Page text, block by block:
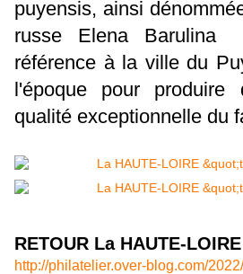
puyensis, ainsi
russe Elena
référence à la ville du
l'époque pour produire
qualité exceptionnelle du
RETOUR La HAUTE-
http://philatelier.over-blog.com/